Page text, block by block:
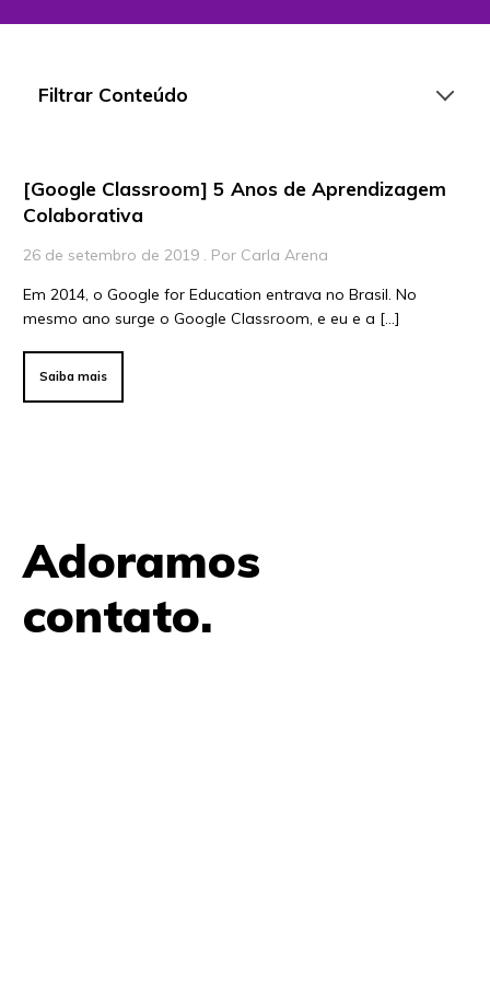
Filtrar Conteúdo
Artigos
Para Educadores
Para Líderes
[Google Classroom] 5 Anos de Aprendizagem
Colaborativa
26 de setembro de 2019 . Por Carla Arena
Em 2014, o Google for Education entrava no Brasil. No
mesmo ano surge o Google Classroom, e eu e a […]
Saiba mais
Adoramos
contato.